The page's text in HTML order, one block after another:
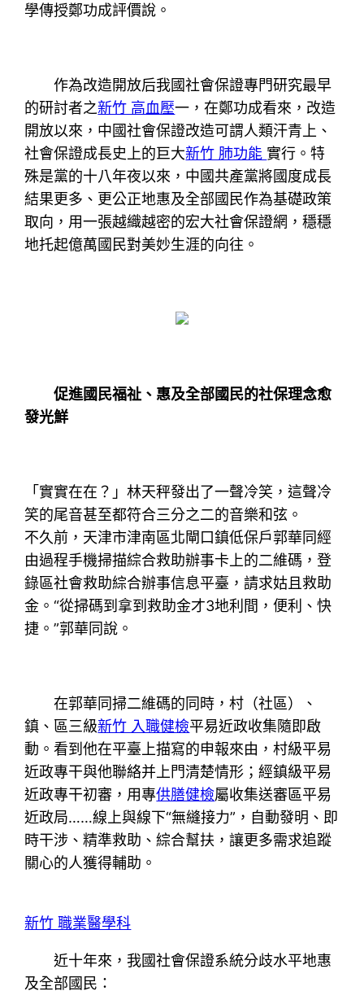
學傳授鄭功成評價說。
作為改造開放后我國社會保證專門研究最早
的研討者之新竹 高血壓一，在鄭功成看來，改造
開放以來，中國社會保證改造可謂人類汗青上、
社會保證成長史上的巨大新竹 肺功能 實行。特
殊是黨的十八年夜以來，中國共產黨將國度成長
結果更多、更公正地惠及全部國民作為基礎政策
取向，用一張越織越密的宏大社會保證網，穩穩
地托起億萬國民對美妙生涯的向往。
促進國民福祉、惠及全部國民的社保理念愈
發光鮮
「實實在在？」林天秤發出了一聲冷笑，這聲冷
笑的尾音甚至都符合三分之二的音樂和弦。
不久前，天津市津南區北閘口鎮低保戶郭華同經
由過程手機掃描綜合救助辦事卡上的二維碼，登
錄區社會救助綜合辦事信息平臺，請求姑且救助
金。“從掃碼到拿到救助金才3地利間，便利、快
捷。”郭華同說。
在郭華同掃二維碼的同時，村（社區）、
鎮、區三級新竹 入職健檢平易近政收集隨即啟
動。看到他在平臺上描寫的申報來由，村級平易
近政專干與他聯絡并上門清楚情形；經鎮級平易
近政專干初審，用專供膳健檢屬收集送審區平易
近政局……線上與線下“無縫接力”，自動發明、即
時干涉、精準救助、綜合幫扶，讓更多需求追蹤
關心的人獲得輔助。
新竹 職業醫學科
近十年來，我國社會保證系統分歧水平地惠
及全部國民：